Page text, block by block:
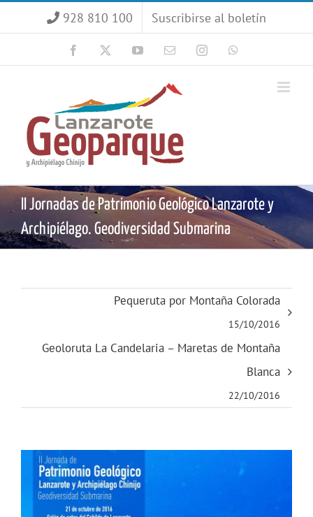
928 810 100 Suscribirse al boletín
Facebook YouTubeCorreoInstagram
II Jornadas de Patrimonio Geológico Lanzarote y
Archipiélago. Geodiversidad Submarina
Pequeruta por Montaña Colorada
15/10/2016
Geoloruta La Candelaria – Maretas de Montaña
Blanca
22/10/2016
imagen
más